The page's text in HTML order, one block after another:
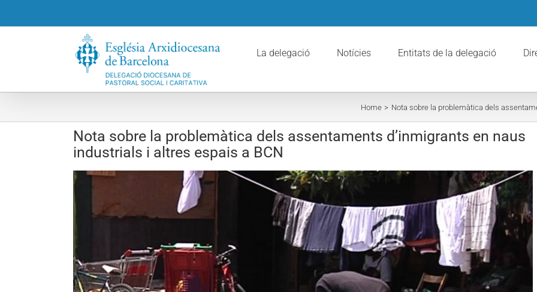
La delegació Notícies Entitats de la delegació
Home Nota sobre la problemàtica dels
Nota sobre la problemàtica dels assentaments d’inmigrants en naus
industrials i altres espais a BCN
View
Image